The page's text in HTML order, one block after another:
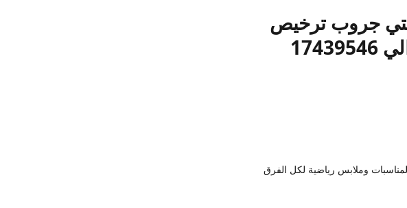
جروب ترخيص
وملابس رياضية لكل الفرق